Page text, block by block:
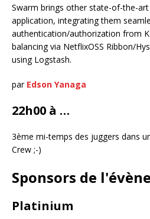
Swarm brings other state-of-the-
application, integrating them
authentication/authorization from
balancing via NetflixOSS Ribbon/
using Logstash.
par Edson Yanaga
22h00 à …
3ème mi-temps des juggers dans
Crew ;-)
Sponsors de
Platinium